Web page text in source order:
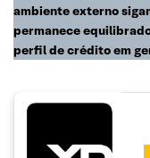
ambiente externo
permanece
perfil de crédito em